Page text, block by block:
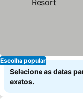
Escolha popular
Selecione as datas
exatos.